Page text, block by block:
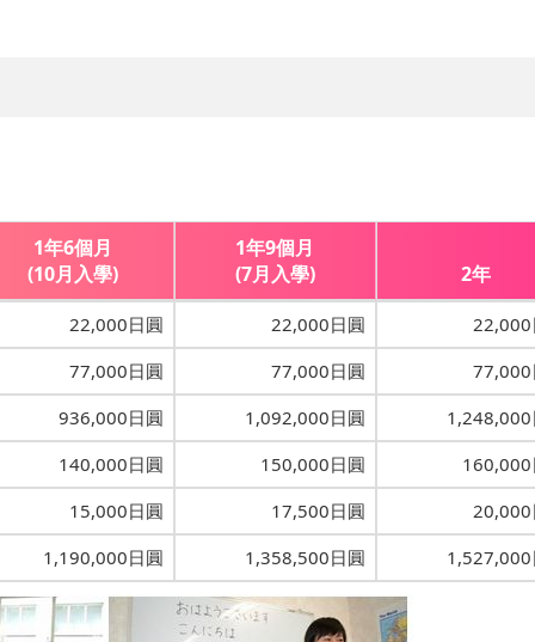
1年6個月
(10月入學)
1年9個月
(7月入學)
2年
22,000日圓 22,000日圓
22,000
77,000日圓
77,000日圓
77,000
936,000日圓
1,092,000日圓
1,248,000
140,000日圓
150,000日圓
160,000
15,000日圓
17,500日圓
20,000
1,190,000日圓
1,358,500日圓 1,527,000